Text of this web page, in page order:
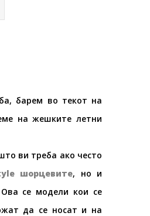
барем во текот на
на жешките летни
ви треба ако често
шорцевите, но и
се модели кои се
да се носат и на